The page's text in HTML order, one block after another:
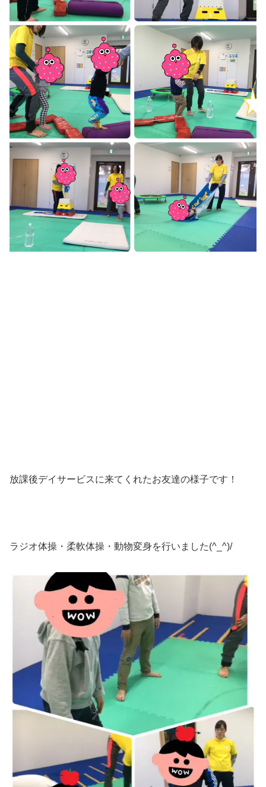
放課後デイサービスに来てくれたお友達の様子です！
ラジオ体操・柔軟体操・動物変身を行いました(^_^)/